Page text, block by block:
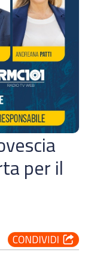
per il